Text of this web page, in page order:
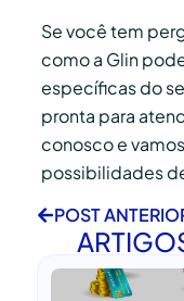
Se você tem
como a Glin
específicas do
pronta para
conosco e
possibilidades
POST